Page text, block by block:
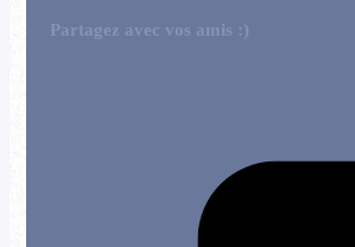
Partagez avec vos amis :)